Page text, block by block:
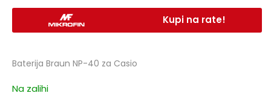
Kupi na rate!
Baterija Braun NP-40 za Casio
Na zalihi